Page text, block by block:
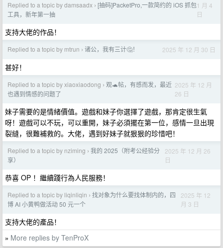
Replied to a topic by damsaadx › [抽码]PacketPro,一款简约的 iOS 抓包
工具，新年第一抽
1 月 4
日
支持大佬的作品！
Replied to a topic by mtrun › 诸公，我有三计🤔！ 2025 年 12 月 30 日
甚好！
Replied to a topic by xiaoxiaodong › 观🐢帖，有感而发，最近
也遇到情感的问题了
2025 年 12 月
26 日
妹子需要的是情緒價值。遊戲和妹子你選擇了遊戲，那肯定很生氣
呀！遊戲可以不玩，可以重開，妹子必須擺在第一位，感情一旦出現
裂縫，很難補救的。大佬，遇到好妹子就狠狠的珍惜吧！
Replied to a topic by nziming › 我的 2025（附考公经验分
享）
2025 年 12 月 26
日
恭喜 OP ！繼續踐行為人民服務！
Replied to a topic by liqinliqin › 找对象为什么要找体制内的，四
博 AI 小黄鸭做活动 50 元一个
2025 年 12
月 3 日
支持大佬的產品！
» More replies by TenProX